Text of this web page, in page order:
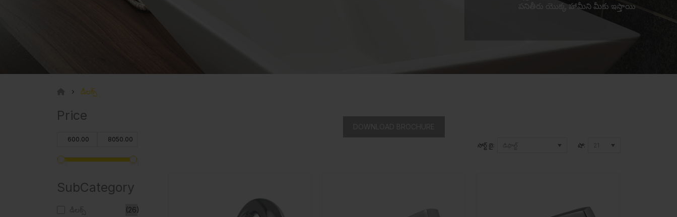
పనితీరు యొక్క హామీని మీకు ఇస్తాయి
డీలక్స్
Price
SubCategory
(26)
సోర్ట్ బై: షో: